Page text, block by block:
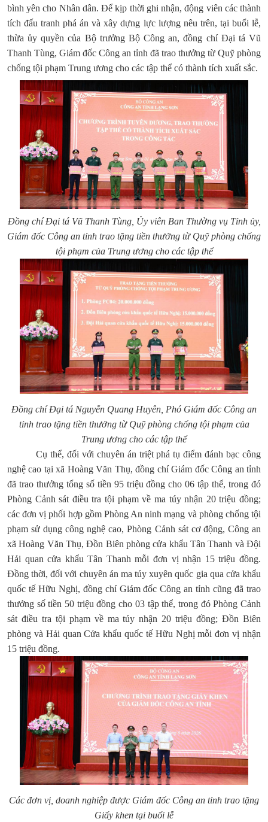
bình yên cho Nhân dân. Để kịp thời ghi nhận, động viên các thành
tích đấu tranh phá án và xây dựng lực lượng nêu trên, tại buổi lễ,
thừa ủy quyền của Bộ trưởng Bộ Công an, đồng chí Đại tá Vũ
Thanh Tùng, Giám đốc Công an tỉnh đã trao thưởng từ Quỹ phòng
chống tội phạm Trung ương cho các tập thể có thành tích xuất sắc.
Đồng chí Đại tá Vũ Thanh Tùng, Ủy viên Ban Thường vụ Tỉnh ủy,
Giám đốc Công an tỉnh trao tặng tiền thưởng từ Quỹ phòng chống
tội phạm của Trung ương cho các tập thể
Đồng chí Đại tá Nguyễn Quang Huyên, Phó Giám đốc Công an
tỉnh trao tặng tiền thưởng từ Quỹ phòng chống tội phạm của
Trung ương cho các tập thể
Cụ thể, đối với chuyên án triệt phá tụ điểm đánh bạc công
nghệ cao tại xã Hoàng Văn Thụ, đồng chí Giám đốc Công an tỉnh
đã trao thưởng tổng số tiền 95 triệu đồng cho 06 tập thể, trong đó
Phòng Cảnh sát điều tra tội phạm về ma túy nhận 20 triệu đồng;
các đơn vị phối hợp gồm Phòng An ninh mạng và phòng chống tội
phạm sử dụng công nghệ cao, Phòng Cảnh sát cơ động, Công an
xã Hoàng Văn Thụ, Đồn Biên phòng cửa khẩu Tân Thanh và Đội
Hải quan cửa khẩu Tân Thanh mỗi đơn vị nhận 15 triệu đồng.
Đồng thời, đối với chuyên án ma túy xuyên quốc gia qua cửa khẩu
quốc tế Hữu Nghị, đồng chí Giám đốc Công an tỉnh cũng đã trao
thưởng số tiền 50 triệu đồng cho 03 tập thể, trong đó Phòng Cảnh
sát điều tra tội phạm về ma túy nhận 20 triệu đồng; Đồn Biên
phòng và Hải quan Cửa khẩu quốc tế Hữu Nghị mỗi đơn vị nhận
15 triệu đồng.
Các đơn vị, doanh nghiệp được Giám đốc Công an tỉnh trao tặng
Giấy khen tại buổi lễ